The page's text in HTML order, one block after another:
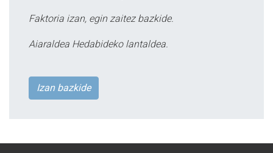
Faktoria izan, egin zaitez bazkide.
Aiaraldea Hedabideko lantaldea.
Izan bazkide